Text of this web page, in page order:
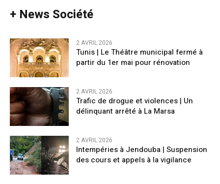
+ News Société
2 AVRIL 2026
Tunis | Le Théâtre municipal fermé à
partir du 1er mai pour rénovation
2 AVRIL 2026
Trafic de drogue et violences | Un
délinquant arrêté à La Marsa
2 AVRIL 2026
Intempéries à Jendouba | Suspension
des cours et appels à la vigilance